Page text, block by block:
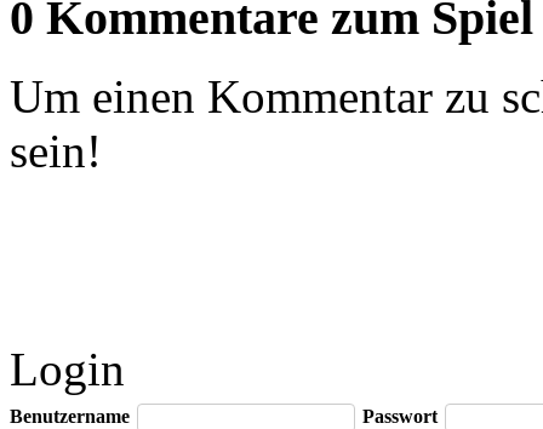
0 Kommentare zum Spiel
Um einen Kommentar zu
sein!
Login
Benutzername Passwort